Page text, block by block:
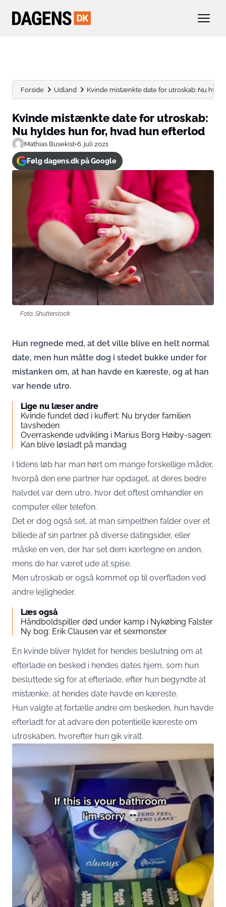
Forside Udland Kvinde mistænkte date for utroskab: Nu
Kvinde mistænkte date for utroskab:
Nu hyldes hun for, hvad hun efterlod
Mathias Busekist•6. juli 2021
Følg dagens.dk på Google
Foto: Shutterstock.
Hun regnede med, at det ville blive en helt normal
date, men hun måtte dog i stedet bukke under for
mistanken om, at han havde en kæreste, og at han
var hende utro.
Lige nu læser andre
Kvinde fundet død i kuffert: Nu bryder familien
tavsheden
Overraskende udvikling i Marius Borg Høiby-sagen:
Kan blive løsladt på mandag
I tidens løb har man hørt om mange forskellige måder,
hvorpå den ene partner har opdaget, at deres bedre
halvdel var dem utro, hvor det oftest omhandler en
computer eller telefon.
Det er dog også set, at man simpelthen falder over et
billede af sin partner på diverse datingsider, eller
måske en ven, der har set dem kærtegne en anden,
mens de har været ude at spise.
Men utroskab er også kommet op til overfladen ved
andre lejligheder.
Læs også
Håndboldspiller død under kamp i Nykøbing Falster
Ny bog: Erik Clausen var et sexmonster
En kvinde bliver hyldet for hendes beslutning om at
efterlade en besked i hendes dates hjem, som hun
besluttede sig for at efterlade, efter hun begyndte at
mistænke, at hendes date havde en kæreste.
Hun valgte at fortælle andre om beskeden, hun havde
efterladt for at advare den potentielle kæreste om
utroskaben, hvorefter hun gik viralt.